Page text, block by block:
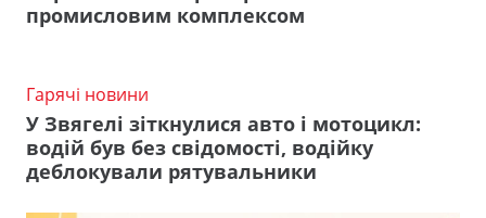
промисловим комплексом
Гарячі новини
У Звягелі зіткнулися авто і мотоцикл:
водій був без свідомості, водійку
деблокували рятувальники